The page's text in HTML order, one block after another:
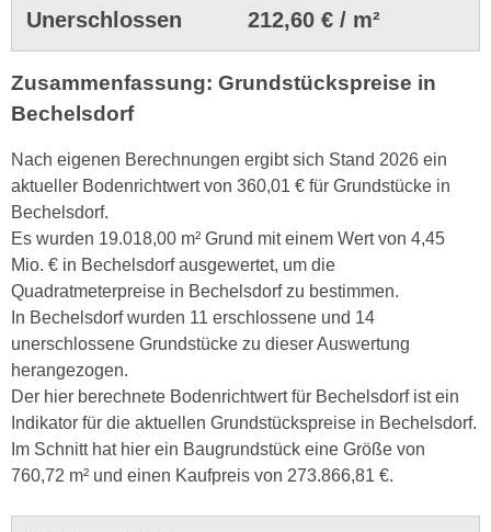
Unerschlossen
212,60 € / m²
Zusammenfassung: Grundstückspreise in
Bechelsdorf
Nach eigenen Berechnungen ergibt sich Stand 2026 ein
aktueller Bodenrichtwert von 360,01 € für Grundstücke in
Bechelsdorf.
Es wurden 19.018,00 m² Grund mit einem Wert von 4,45
Mio. € in Bechelsdorf ausgewertet, um die
Quadratmeterpreise in Bechelsdorf zu bestimmen.
In Bechelsdorf wurden 11 erschlossene und 14
unerschlossene Grundstücke zu dieser Auswertung
herangezogen.
Der hier berechnete Bodenrichtwert für Bechelsdorf ist ein
Indikator für die aktuellen Grundstückspreise in Bechelsdorf.
Im Schnitt hat hier ein Baugrundstück eine Größe von
760,72 m² und einen Kaufpreis von 273.866,81 €.